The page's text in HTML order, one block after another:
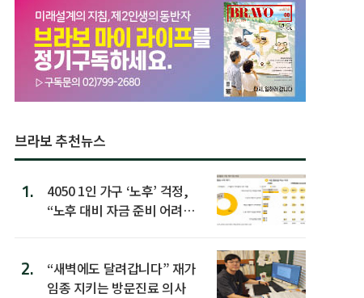
브라보 추천뉴스
1.
4050 1인 가구 ‘노후’ 걱정,
“노후 대비 자금 준비 어려
2.
“새벽에도 달려갑니다” 재가
임종 지키는 방문진료 의사